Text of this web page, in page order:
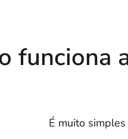
funciona
É muito